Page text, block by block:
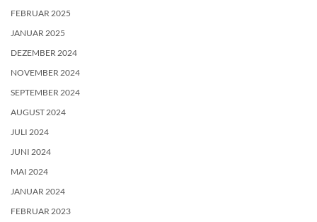
FEBRUAR 2025
JANUAR 2025
DEZEMBER 2024
NOVEMBER 2024
SEPTEMBER 2024
AUGUST 2024
JULI 2024
JUNI 2024
MAI 2024
JANUAR 2024
FEBRUAR 2023